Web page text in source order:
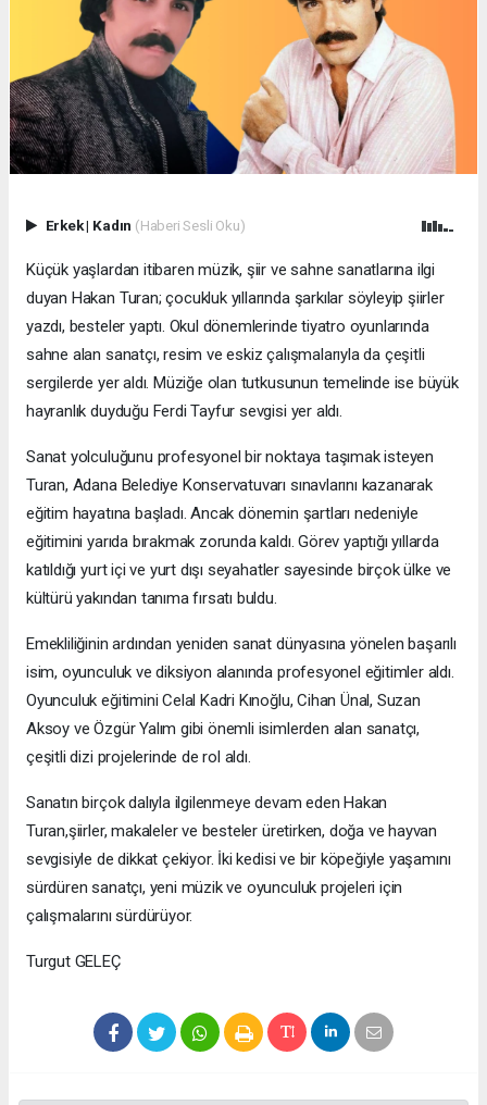
Erkek| Kadın (Haberi Sesli Oku)
Küçük yaşlardan itibaren müzik, şiir ve sahne sanatlarına ilgi
duyan Hakan Turan; çocukluk yıllarında şarkılar söyleyip şiirler
yazdı, besteler yaptı. Okul dönemlerinde tiyatro oyunlarında
sahne alan sanatçı, resim ve eskiz çalışmalarıyla da çeşitli
sergilerde yer aldı. Müziğe olan tutkusunun temelinde ise büyük
hayranlık duyduğu Ferdi Tayfur sevgisi yer aldı.
Sanat yolculuğunu profesyonel bir noktaya taşımak isteyen
Turan, Adana Belediye Konservatuvarı sınavlarını kazanarak
eğitim hayatına başladı. Ancak dönemin şartları nedeniyle
eğitimini yarıda bırakmak zorunda kaldı. Görev yaptığı yıllarda
katıldığı yurt içi ve yurt dışı seyahatler sayesinde birçok ülke ve
kültürü yakından tanıma fırsatı buldu.
Emekliliğinin ardından yeniden sanat dünyasına yönelen başarılı
isim, oyunculuk ve diksiyon alanında profesyonel eğitimler aldı.
Oyunculuk eğitimini Celal Kadri Kınoğlu, Cihan Ünal, Suzan
Aksoy ve Özgür Yalım gibi önemli isimlerden alan sanatçı,
çeşitli dizi projelerinde de rol aldı.
Sanatın birçok dalıyla ilgilenmeye devam eden Hakan
Turan,şiirler, makaleler ve besteler üretirken, doğa ve hayvan
sevgisiyle de dikkat çekiyor. İki kedisi ve bir köpeğiyle yaşamını
sürdüren sanatçı, yeni müzik ve oyunculuk projeleri için
çalışmalarını sürdürüyor.
Turgut GELEÇ